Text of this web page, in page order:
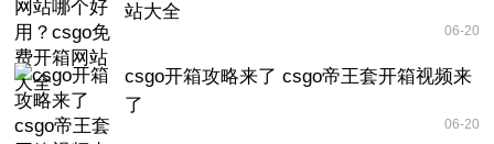
站大全
06-20
csgo开箱攻略来了 csgo帝王套开箱视频来
了
06-20